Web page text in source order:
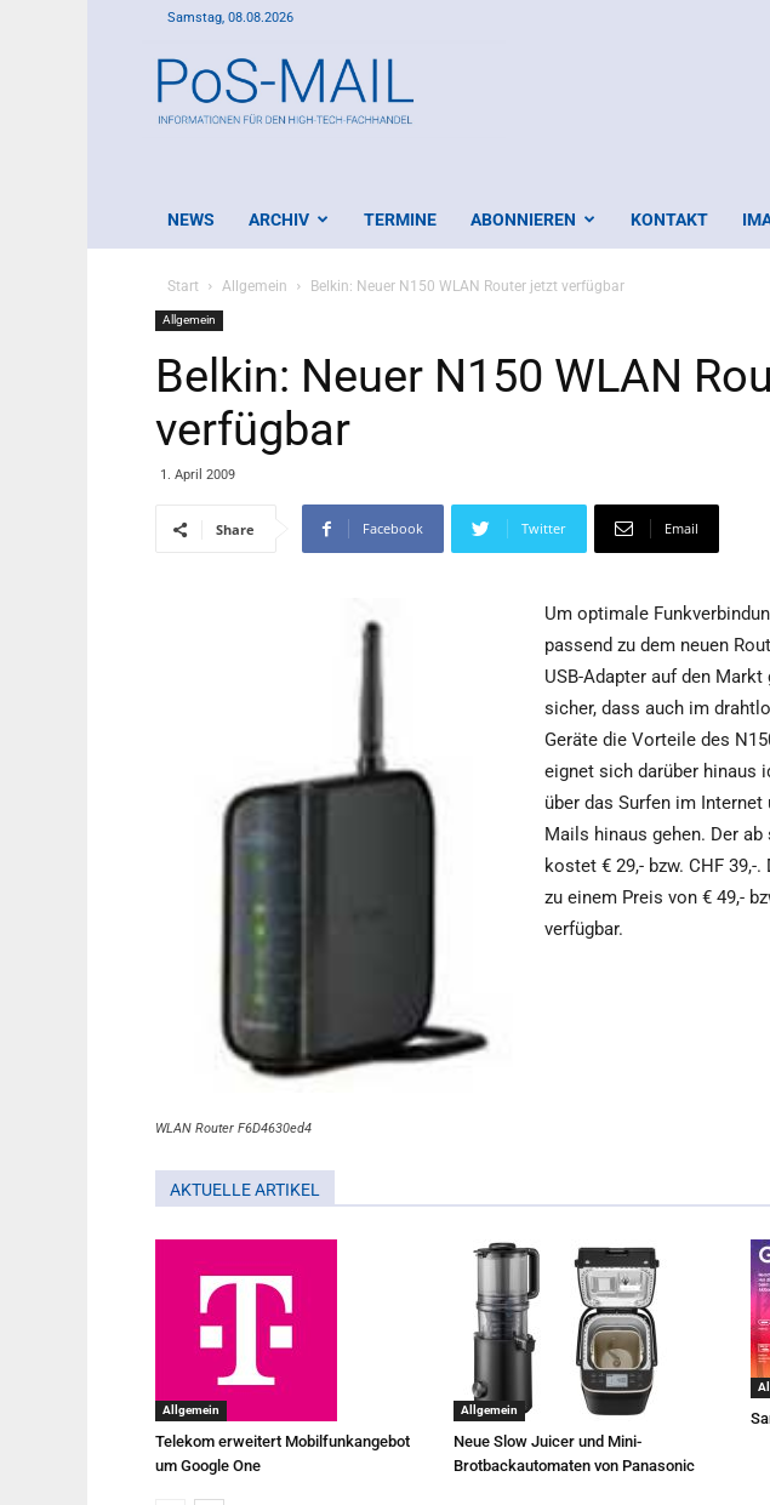
Samstag, 08.08.2026
Mail
NEWS ARCHIV TERMINE ABONNIEREN KONTAKT
Start Allgemein Belkin: Neuer N150 WLAN Router jetzt verfügbar
Allgemein
Belkin: Neuer N150 WLAN
verfügbar
1. April 2009
Share Facebook Twitter Email
WLAN Router F6D4630ed4
Um optimale
passend zu dem neuen
USB-Adapter auf den
sicher, dass auch im
Geräte die Vorteile des
eignet sich darüber hinaus
über das Surfen im
Mails hinaus gehen. Der
kostet € 29,- bzw. CHF
zu einem Preis von € 49,-
verfügbar.
AKTUELLE ARTIKEL
Allgemein
Telekom erweitert Mobilfunkangebot
um Google One
Allgemein
Neue Slow Juicer und Mini-
Brotbackautomaten von Panasonic